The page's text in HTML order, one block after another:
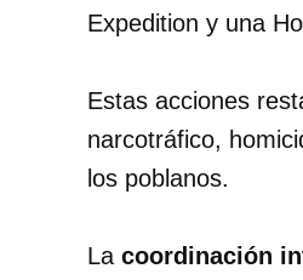
Expedition y una
Estas acciones
narcotráfico,
los poblanos.
La coordinación